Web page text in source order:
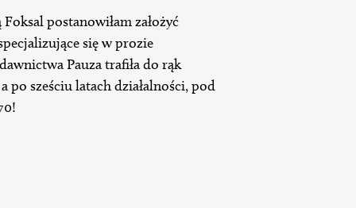
postanowiłam założyć
się w prozie
Pauza trafiła do rąk
po sześciu latach działalności, pod